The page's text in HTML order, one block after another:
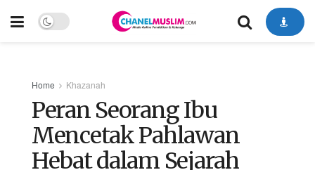
Home Khazanah
Peran Seorang Ibu
Mencetak Pahlawan
Hebat dalam Sejarah